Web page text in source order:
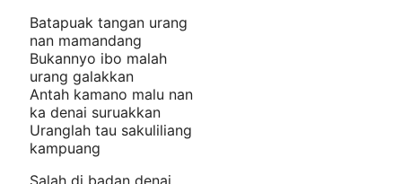
Batapuak tangan urang
nan mamandang
Bukannyo ibo malah
urang galakkan
Antah kamano malu nan
ka denai suruakkan
Uranglah tau sakuliliang
kampuang
Salah di badan denai